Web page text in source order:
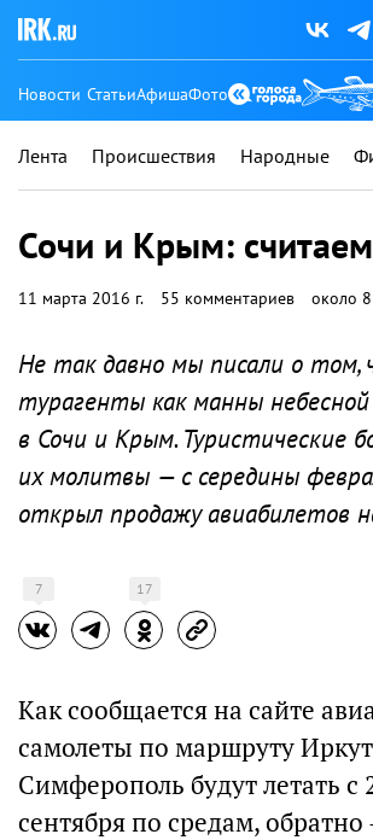
Новости СтатьиАфишаФото
Лента Происшествия Народные
Сочи и Крым:
11 марта 2016 г. 55 комментариев около
Не так давно мы писали о том,
турагенты как манны
в Сочи и Крым. Туристические
их молитвы — с середины
открыл продажу авиабилетов
7 17
Как сообщается на сайте
самолеты по маршруту
Симферополь будут летать с
сентября по средам,